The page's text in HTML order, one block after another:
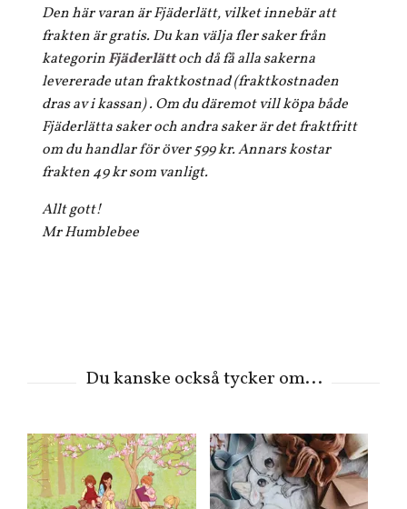
Den här varan är Fjäderlätt, vilket innebär att
frakten är gratis. Du kan välja fler saker från
kategorinFjäderlättoch då få alla sakerna
levererade utan fraktkostnad (fraktkostnaden
dras av i kassan) . Om du däremot vill köpa både
Fjäderlätta saker och andra saker är det fraktfritt
om du handlar för över 599 kr. Annars kostar
frakten 49 kr som vanligt.
Allt gott!
Mr Humblebee